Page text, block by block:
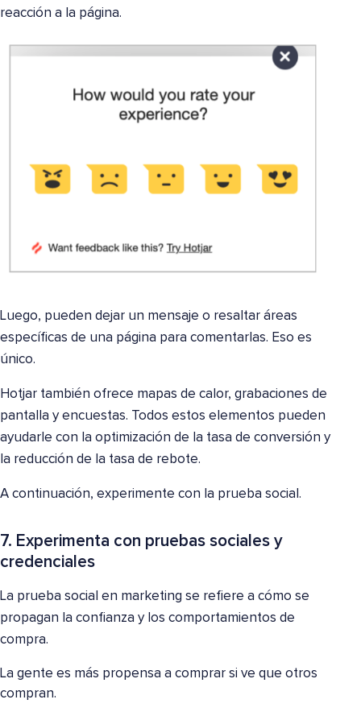
reacción a la página.
Luego, pueden dejar un mensaje o resaltar áreas
específicas de una página para comentarlas. Eso es
único.
Hotjar también ofrece mapas de calor, grabaciones de
pantalla y encuestas. Todos estos elementos pueden
ayudarle con la optimización de la tasa de conversión y
la reducción de la tasa de rebote.
A continuación, experimente con la prueba social.
7. Experimenta con pruebas sociales y
credenciales
La prueba social en marketing se refiere a cómo se
propagan la confianza y los comportamientos de
compra.
La gente es más propensa a comprar si ve que otros
compran.